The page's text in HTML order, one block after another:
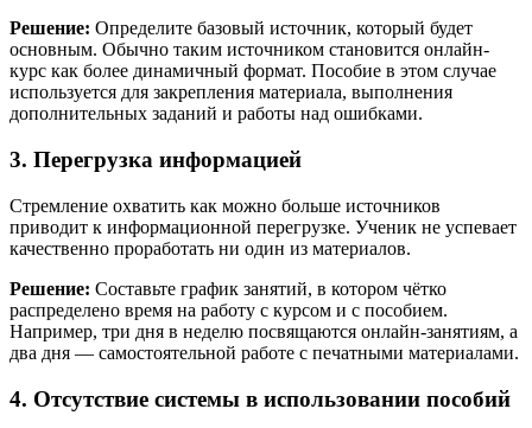
Решение: Определите базовый источник, который будет
основным. Обычно таким источником становится онлайн-
курс как более динамичный формат. Пособие в этом случае
используется для закрепления материала, выполнения
дополнительных заданий и работы над ошибками.
3. Перегрузка информацией
Стремление охватить как можно больше источников
приводит к информационной перегрузке. Ученик не успевает
качественно проработать ни один из материалов.
Решение: Составьте график занятий, в котором чётко
распределено время на работу с курсом и с пособием.
Например, три дня в неделю посвящаются онлайн-занятиям, а
два дня — самостоятельной работе с печатными материалами.
4. Отсутствие системы в использовании пособий